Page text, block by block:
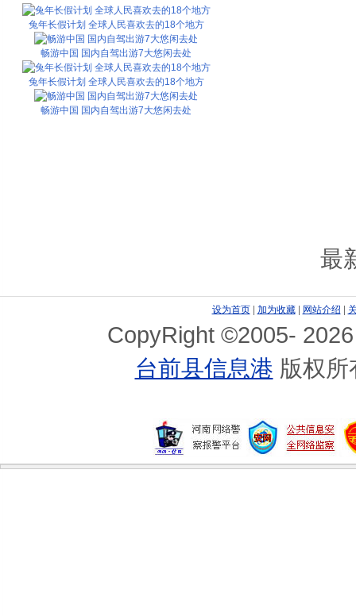
兔年长假计划 全球人民喜欢去的18个地方
畅游中国 国内自驾出游7大悠闲去处
兔年长假计划 全球人民喜欢去的18个地方
畅游中国 国内自驾出游7大悠闲去处
最
设为首页| 加为收藏| 网站介绍 |
CopyRight ©2005-
台前县信息港 版权